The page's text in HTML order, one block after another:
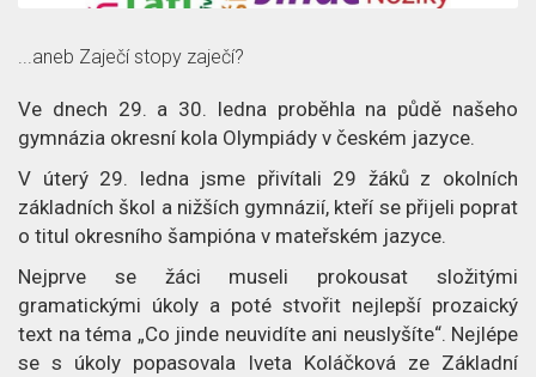
p
ě
t
á
n
e
k
e
o
č
l
á
n
...aneb Zaječí stopy zaječí?
Ve dnech 29. a 30. ledna proběhla na půdě našeho
gymnázia okresní kola Olympiády v českém jazyce.
V úterý 29. ledna jsme přivítali 29 žáků z okolních
základních škol a nižších gymnázií, kteří se přijeli poprat
o titul okresního šampióna v mateřském jazyce.
Nejprve se žáci museli prokousat složitými
gramatickými úkoly a poté stvořit nejlepší prozaický
text na téma „Co jinde neuvidíte ani neuslyšíte“. Nejlépe
se s úkoly popasovala Iveta Koláčková ze Základní